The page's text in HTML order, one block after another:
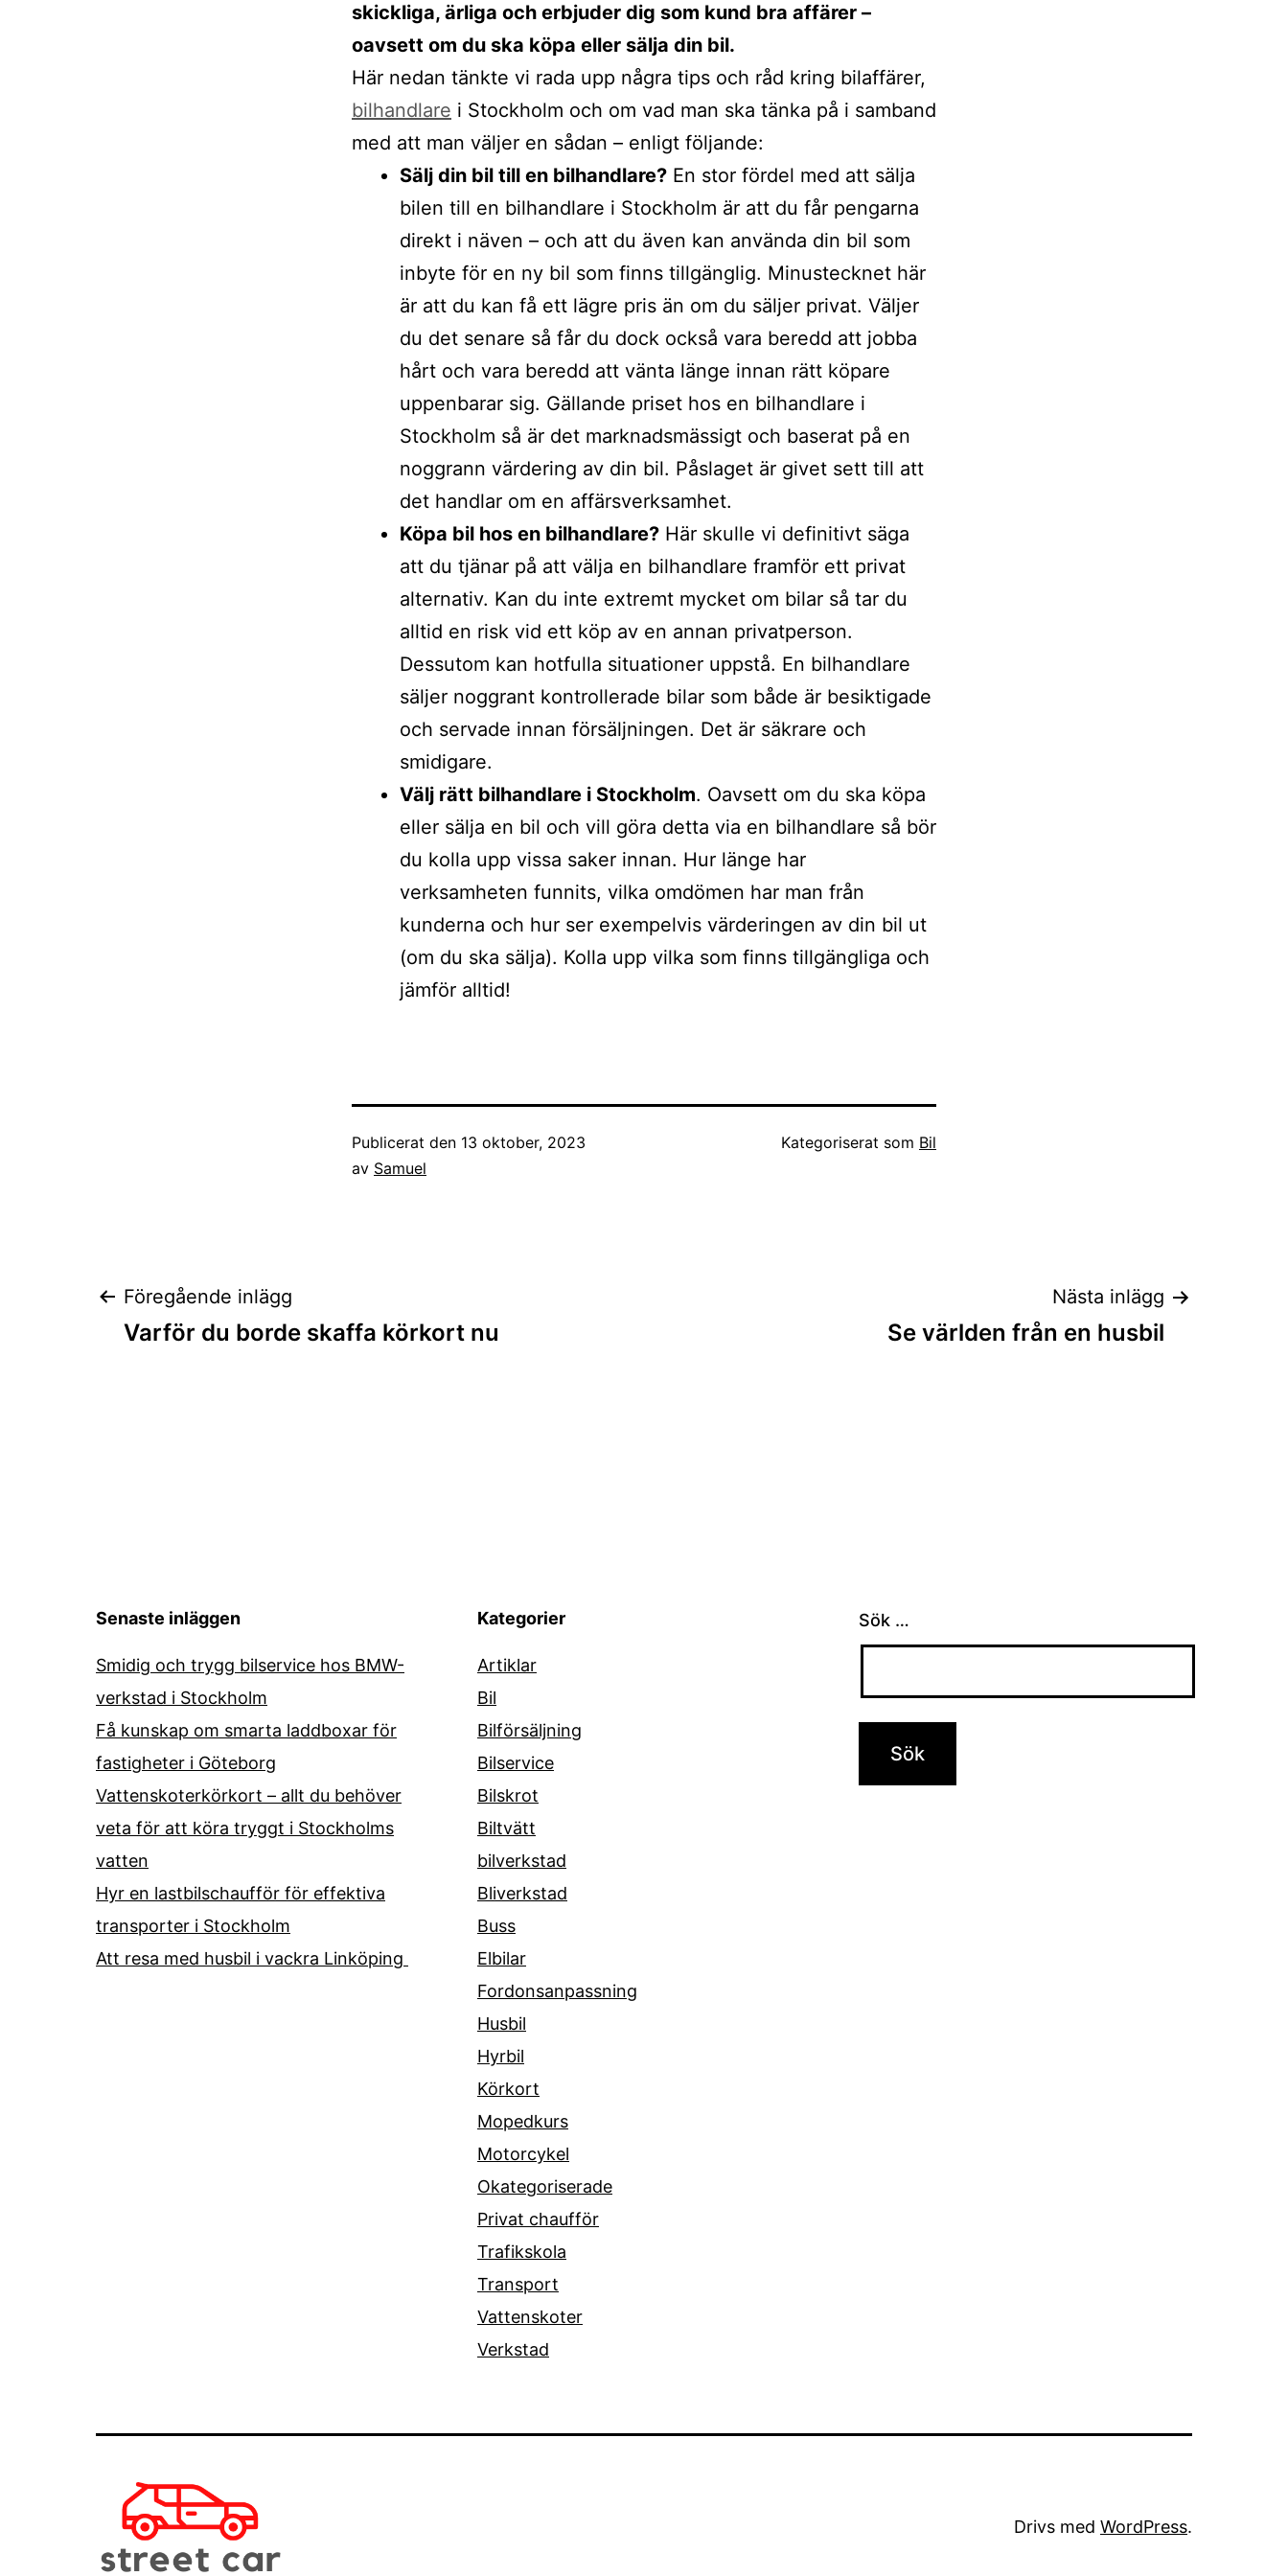
skickliga, ärliga och erbjuder dig som kund bra affärer –
oavsett om du ska köpa eller sälja din bil.
Här nedan tänkte vi rada upp några tips och råd kring bilaffärer,
bilhandlare i Stockholm och om vad man ska tänka på i samband
med att man väljer en sådan – enligt följande:
Sälj din bil till en bilhandlare? En stor fördel med att sälja
bilen till en bilhandlare i Stockholm är att du får pengarna
direkt i näven – och att du även kan använda din bil som
inbyte för en ny bil som finns tillgänglig. Minustecknet här
är att du kan få ett lägre pris än om du säljer privat. Väljer
du det senare så får du dock också vara beredd att jobba
hårt och vara beredd att vänta länge innan rätt köpare
uppenbarar sig. Gällande priset hos en bilhandlare i
Stockholm så är det marknadsmässigt och baserat på en
noggrann värdering av din bil. Påslaget är givet sett till att
det handlar om en affärsverksamhet.
Köpa bil hos en bilhandlare? Här skulle vi definitivt säga
att du tjänar på att välja en bilhandlare framför ett privat
alternativ. Kan du inte extremt mycket om bilar så tar du
alltid en risk vid ett köp av en annan privatperson.
Dessutom kan hotfulla situationer uppstå. En bilhandlare
säljer noggrant kontrollerade bilar som både är besiktigade
och servade innan försäljningen. Det är säkrare och
smidigare.
Välj rätt bilhandlare i Stockholm. Oavsett om du ska köpa
eller sälja en bil och vill göra detta via en bilhandlare så bör
du kolla upp vissa saker innan. Hur länge har
verksamheten funnits, vilka omdömen har man från
kunderna och hur ser exempelvis värderingen av din bil ut
(om du ska sälja). Kolla upp vilka som finns tillgängliga och
jämför alltid!
Publicerat den 13 oktober, 2023
av Samuel
Kategoriserat som Bil
Inläggsnavigering
Föregående inlägg
Varför du borde skaffa körkort nu
Nästa inlägg
Se världen från en husbil
Senaste inläggen
Smidig och trygg bilservice hos BMW-
verkstad i Stockholm
Få kunskap om smarta laddboxar för
fastigheter i Göteborg
Vattenskoterkörkort – allt du behöver
veta för att köra tryggt i Stockholms
vatten
Hyr en lastbilschaufför för effektiva
transporter i Stockholm
Att resa med husbil i vackra Linköping
Kategorier
Artiklar
Bil
Bilförsäljning
Bilservice
Bilskrot
Biltvätt
bilverkstad
Bliverkstad
Buss
Elbilar
Fordonsanpassning
Husbil
Hyrbil
Körkort
Mopedkurs
Motorcykel
Okategoriserade
Privat chaufför
Trafikskola
Transport
Vattenskoter
Verkstad
Sök …
Drivs med WordPress.